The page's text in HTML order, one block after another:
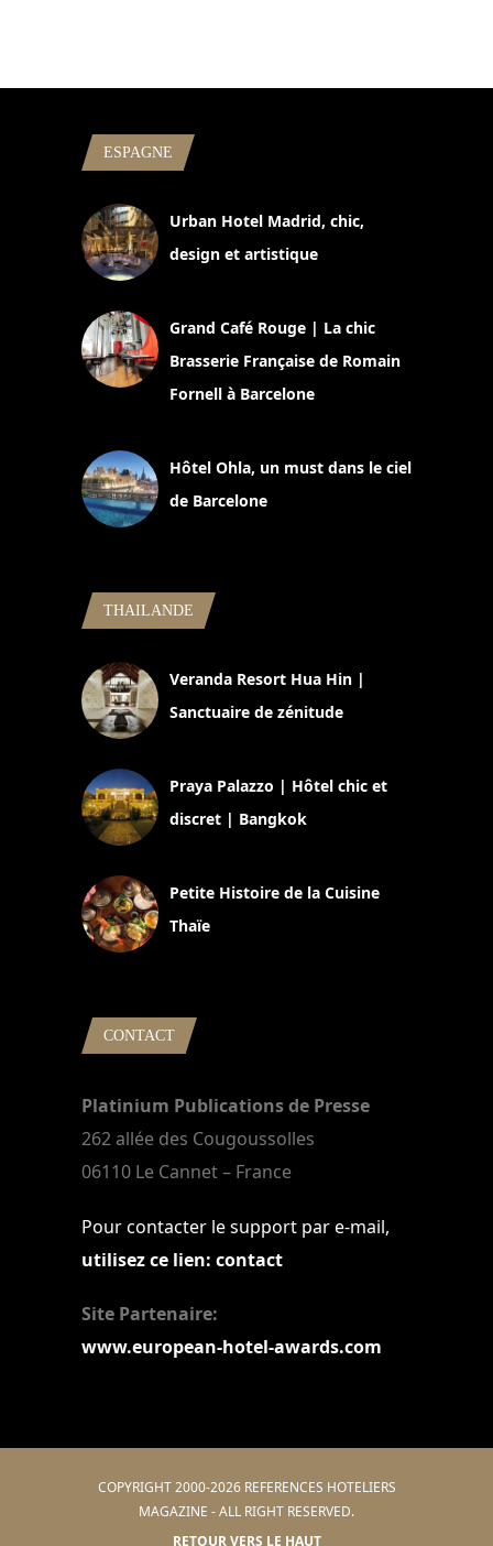
ESPAGNE
Urban Hotel Madrid, chic,
design et artistique
Grand Café Rouge | La chic
Brasserie Française de Romain
Fornell à Barcelone
Hôtel Ohla, un must dans le ciel
de Barcelone
THAILANDE
Veranda Resort Hua Hin |
Sanctuaire de zénitude
Praya Palazzo | Hôtel chic et
discret | Bangkok
Petite Histoire de la Cuisine
Thaïe
CONTACT
Platinium Publications de Presse
262 allée des Cougoussolles
06110 Le Cannet – France
Pour contacter le support par e-mail,
utilisez ce lien: contact
Site Partenaire:
www.european-hotel-awards.com
COPYRIGHT 2000-2026 REFERENCES HOTELIERS
MAGAZINE - ALL RIGHT RESERVED.
RETOUR VERS LE HAUT